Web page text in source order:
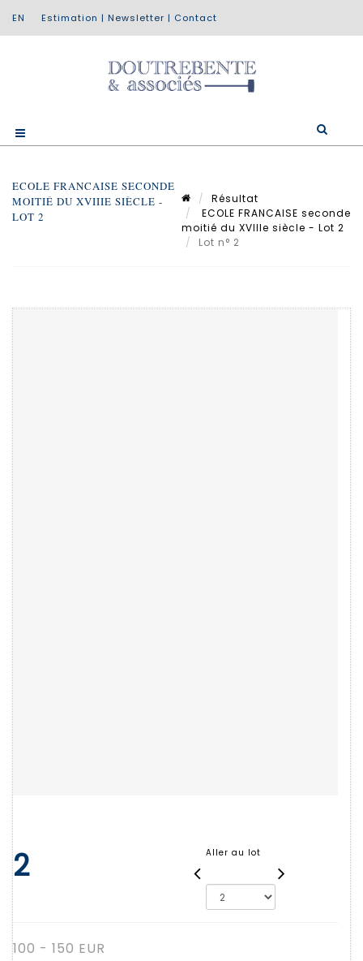
Estimation | Newsletter | Contact
ECOLE FRANCAISE SECONDE
MOITIÉ DU XVIIIE SIÈCLE -
LOT 2
Résultat
ECOLE FRANCAISE seconde
moitié du XVIIIe siècle - Lot 2
Lot n° 2
2 Aller au lot
100 - 150 EUR